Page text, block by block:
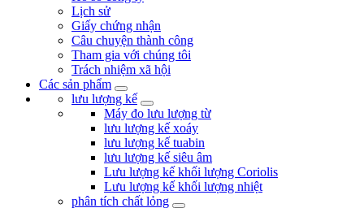
Lịch sử
Giấy chứng nhận
Câu chuyện thành công
Tham gia với chúng tôi
Trách nhiệm xã hội
Các sản phẩm
lưu lượng kế
Máy đo lưu lượng từ
lưu lượng kế xoáy
lưu lượng kế tuabin
lưu lượng kế siêu âm
Lưu lượng kế khối lượng Coriolis
Lưu lượng kế khối lượng nhiệt
phân tích chất lỏng